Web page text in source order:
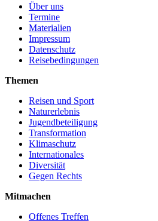
Über uns
Termine
Materialien
Impressum
Datenschutz
Reisebedingungen
Themen
Reisen und Sport
Naturerlebnis
Jugendbeteiligung
Transformation
Klimaschutz
Internationales
Diversität
Gegen Rechts
Mitmachen
Offenes Treffen